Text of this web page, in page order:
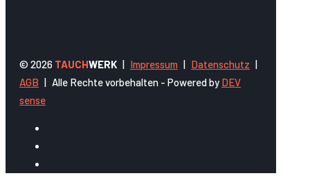
© 2026 TAUCHWERK | Impressum | Datenschutz |
AGB | Alle Rechte vorbehalten - Powered by DEV
sense